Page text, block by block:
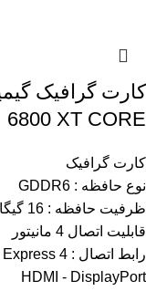
6800 XT CORE
کارت گرافیک
نوع حافظه : GDDR6
ظرفیت حافظه : 16 گیگابایت
قابلیت اتصال 4 مانیتور
رابط اتصال : PCI Express 4
HDMI - DisplayPort